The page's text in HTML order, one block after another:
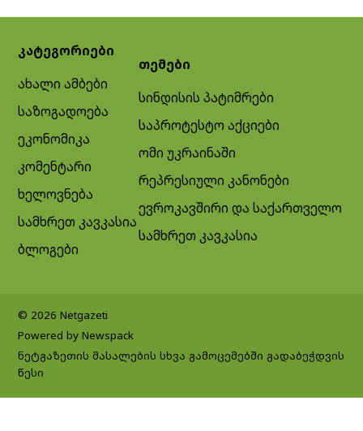
კატეგორიები
ახალი ამბები
საზოგადოება
ეკონომიკა
კომენტარი
ხელოვნება
სამხრეთ კავკასია
ბლოგები
თემები
სინდისის პატიმრები
საპროტესტო აქციები
ომი უკრაინაში
რეპრესიული კანონები
ევროკავშირი და საქართველო
სამხრეთ კავკასია
© 2026 Netgazeti
Powered by Newspack
ნეტგაზეთის მასალების სხვა გამოცემებში გადაბეჭდვის
წესი